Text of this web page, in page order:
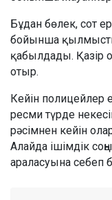
Бұдан бөлек, сот
бойынша
қабылдады. Қазір
отыр.
Кейін полицейлер
ресми түрде
рәсімнен кейін
Алайда ішімдік
араласуына себеп